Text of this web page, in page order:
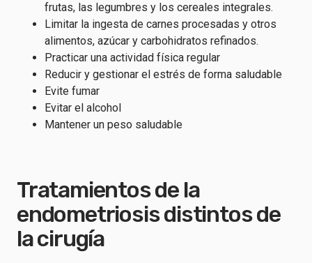
frutas, las legumbres y los cereales integrales.
Limitar la ingesta de carnes procesadas y otros
alimentos, azúcar y carbohidratos refinados.
Practicar una actividad física regular
Reducir y gestionar el estrés de forma saludable
Evite fumar
Evitar el alcohol
Mantener un peso saludable
Tratamientos de la
endometriosis distintos de
la cirugía